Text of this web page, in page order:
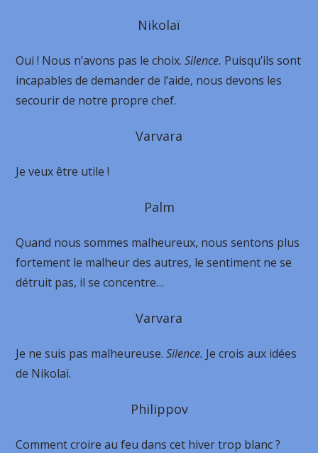
Nikolaï
Oui ! Nous n’avons pas le choix.Silence. Puisqu’ils sont
incapables de demander de l’aide, nous devons les
secourir de notre propre chef.
Varvara
Je veux être utile !
Palm
Quand nous sommes malheureux, nous sentons plus
fortement le malheur des autres, le sentiment ne se
détruit pas, il se concentre…
Varvara
Je ne suis pas malheureuse.Silence. Je crois aux idées
de Nikolaï.
Philippov
Comment croire au feu dans cet hiver trop blanc ?